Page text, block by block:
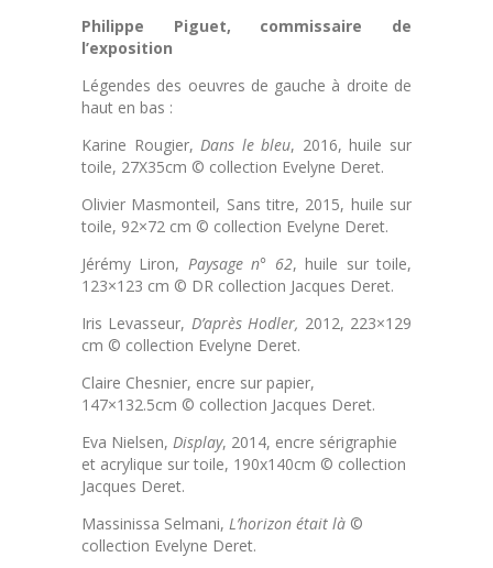
Philippe Piguet, commissaire de
l’exposition
Légendes des oeuvres de gauche à droite de
haut en bas :
Karine Rougier,Dans le bleu, 2016, huile sur
toile, 27X35cm © collection Evelyne Deret.
Olivier Masmonteil, Sans titre, 2015, huile sur
toile, 92×72 cm © collection Evelyne Deret.
Jérémy Liron, Paysage n° 62, huile sur toile,
123×123 cm © DR collection Jacques Deret.
Iris Levasseur, D’après Hodler, 2012, 223×129
cm © collection Evelyne Deret.
Claire Chesnier, encre sur papier,
147×132.5cm © collection Jacques Deret.
Eva Nielsen, Display, 2014, encre sérigraphie
et acrylique sur toile, 190x140cm © collection
Jacques Deret.
Massinissa Selmani, L’horizon était là ©
collection Evelyne Deret.